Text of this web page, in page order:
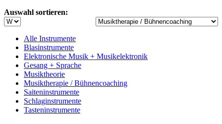
Auswahl sortieren:
Alle Instrumente
Blasinstrumente
Elektronische Musik + Musikelektronik
Gesang + Sprache
Musiktheorie
Musiktherapie / Bühnencoaching
Saiteninstrumente
Schlaginstrumente
Tasteninstrumente